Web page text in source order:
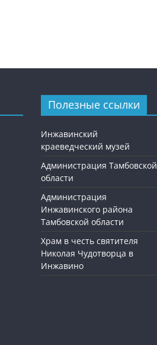
Полезные ссылки
Инжавинский
краеведческий музей
Администрация Тамбовской
области
Администрация
Инжавинского района
Тамбовской области
Храм в честь святителя
Николая Чудотворца в
Инжавино